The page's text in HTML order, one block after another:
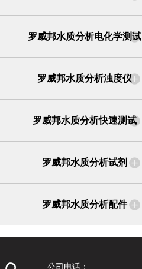
罗威邦水质分析电化学测试
罗威邦水质分析浊度仪
罗威邦水质分析快速测试
罗威邦水质分析试剂
罗威邦水质分析配件
公司电话：